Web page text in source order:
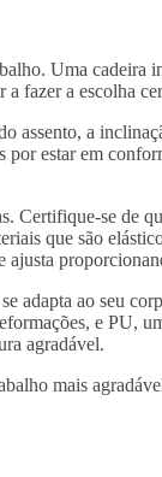
Uma cadeira
a fazer a escolha
assento, a
por estar em
Certifique-se de
que são
ajusta
adapta ao seu
e PU,
agradável.
mais